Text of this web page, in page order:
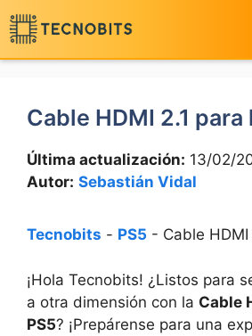
Saltar
al
contenido
Cable HDMI 2.1 para
Última actualización: 13/02/
Autor: Sebastián Vidal
Tecnobits - PS5 - Cable
¡Hola Tecnobits! ¿Listos para
a otra dimensión con la Cable
PS5? ¡Prepárense para una